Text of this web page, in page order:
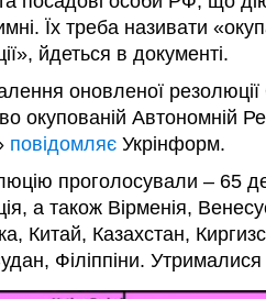
Їх треба називати
йдеться в документі.
оновленої
окупованій Автономній
повідомляє Укрінформ.
проголосували – 65
а також Вірменія,
Китай, Казахстан,
Філіппіни.